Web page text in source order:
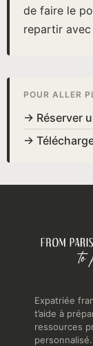
de faire le
repartir
POUR ALLER
→ Réserver
→
Expatriée
t’aide à
ressources
personnalisé.